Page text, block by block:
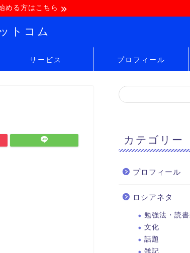
める方はこちら
トコム
サービス プロフィール
カテゴリー
プロフィール
ロシアネタ
勉強法・読
文化
話題
雑記